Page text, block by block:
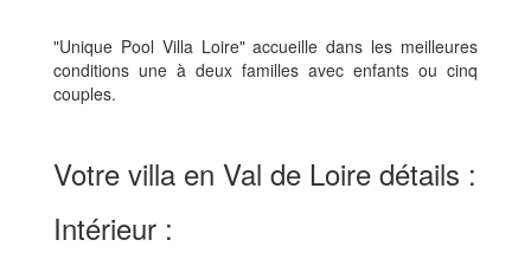
"Unique Pool Villa Loire" accueille dans les meilleures
conditions une à deux familles avec enfants ou cinq
couples.
Votre villa en Val de Loire détails :
Intérieur :